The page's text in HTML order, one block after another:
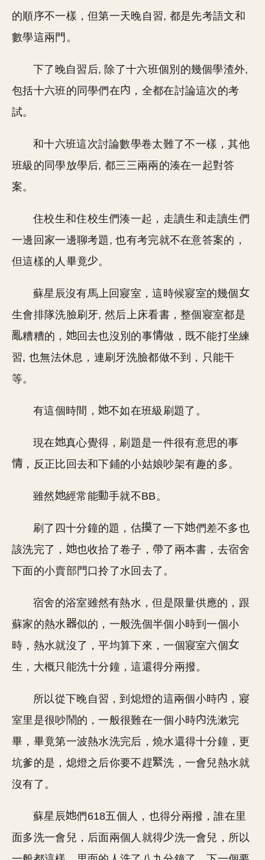
的順序不一樣，但第一天晚自習, 都是先考語文和
數學這兩門。
下了晚自習后, 除了十六班個別的幾個學渣外,
包括十六班的同學們在
，全都在討論這次的考
試。
和十六班這次討論數學卷太難了不一樣，其他
班級的同學放學后, 都三三兩兩的湊在一起對答
案。
住校生和住校生們湊一起，走讀生和走讀生們
一邊回家一邊聊考題, 也有考完就不在意答案的，
但這樣的人畢竟
。
蘇星辰沒有馬上回寢室，這時候寢室的幾個
生會排隊洗臉刷牙, 然后上床看書，整個寢室都是
糟糟的，
回去也沒別的事
做，既不能打坐練
習, 也無法休息，連刷牙洗臉都做不到，只能干
等。
有這個時間， 不如在班級刷題了。
現在
真心覺得，刷題是一件很有意思的事
，反正比回去和下鋪的小姑娘吵架有趣的多。
雖然 經常能 手就不BB。
刷了四十分鐘的題，估 了一下
們差不多也
該洗完了，
也收拾了卷子，帶了兩本書，去宿舍
下面的小賣部門口拎了水回去了。
宿舍的浴室雖然有熱水，但是限量供應的，跟
蘇家的熱水
似的，一般洗個半個小時到一個小
時，熱水就沒了，平均算下來，一個寢室六個
生，大概只能洗十分鐘，這還得分兩撥。
所以從下晚自習，到熄燈的這兩個小時
，寢
室里是很吵鬧的，一般很難在一個小時
洗漱完
畢，畢竟第一波熱水洗完后，燒水還得十分鐘，更
坑爹的是，熄燈之后你要不趕
洗，一會兒熱水就
沒有了。
蘇星辰
們618五個人，也得分兩撥，誰在里
面多洗一會兒，后面兩個人就得
洗一會兒，所以